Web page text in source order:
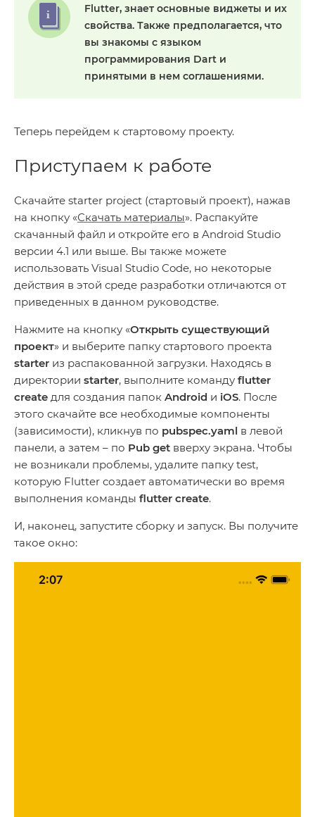
Flutter, знает основные виджеты и их
свойства. Также предполагается, что
вы знакомы с языком
программирования Dart и
принятыми в нем соглашениями.
Теперь перейдем к стартовому проекту.
Приступаем к работе
Скачайте starter project (стартовый проект), нажав
на кнопку «Скачать материалы». Распакуйте
скачанный файл и откройте его в Android Studio
версии 4.1 или выше. Вы также можете
использовать Visual Studio Code, но некоторые
действия в этой среде разработки отличаются от
приведенных в данном руководстве.
Нажмите на кнопку «Открыть существующий
проект» и выберите папку стартового проекта
starter из распакованной загрузки. Находясь в
директории starter, выполните команду flutter
create для создания папок Android и iOS. После
этого скачайте все необходимые компоненты
(зависимости), кликнув по pubspec.yaml в левой
панели, а затем – по Pub get вверху экрана. Чтобы
не возникали проблемы, удалите папку test,
которую Flutter создает автоматически во время
выполнения команды flutter create.
И, наконец, запустите сборку и запуск. Вы получите
такое окно: